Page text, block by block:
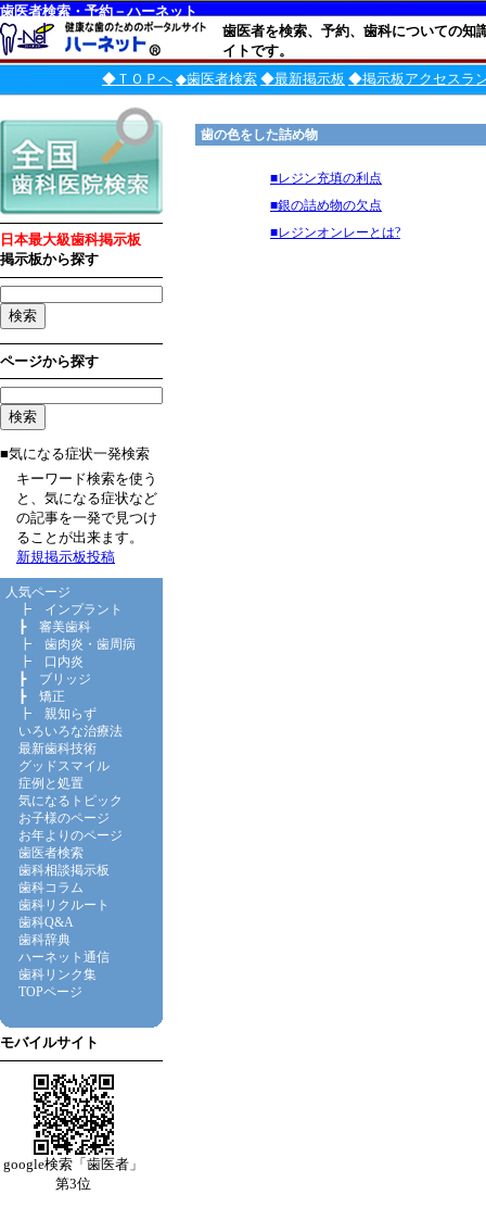
歯医者検索・予約－ハーネット
歯医者を検索、予約、歯科についての知
イトです。
◆ＴＯＰへ ◆歯医者検索 ◆最新掲示板 ◆掲示板アクセスラ
日本最大級歯科掲示板
掲示板から探す
ページから探す
■気になる症状一発検索
キーワード検索を使う
と、気になる症状など
の記事を一発で見つけ
ることが出来ます。
新規掲示板投稿
人気ページ
┣ インプラント
┣ 審美歯科
┣ 歯肉炎・歯周病
┣ 口内炎
┣ ブリッジ
┣ 矯正
┣ 親知らず
いろいろな治療法
最新歯科技術
グッドスマイル
症例と処置
気になるトピック
お子様のページ
お年よりのページ
歯医者検索
歯科相談掲示板
歯科コラム
歯科リクルート
歯科Q&A
歯科辞典
ハーネット通信
歯科リンク集
TOPページ
モバイルサイト
google検索「歯医者」
第3位
歯の色をした詰め物
■レジン充填の利点
■銀の詰め物の欠点
■レジンオンレーとは?